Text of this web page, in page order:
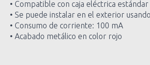
• Compatible con caja eléctrica
• Se puede instalar en el exterior
• Consumo de corriente: 100 mA
• Acabado metálico en color rojo